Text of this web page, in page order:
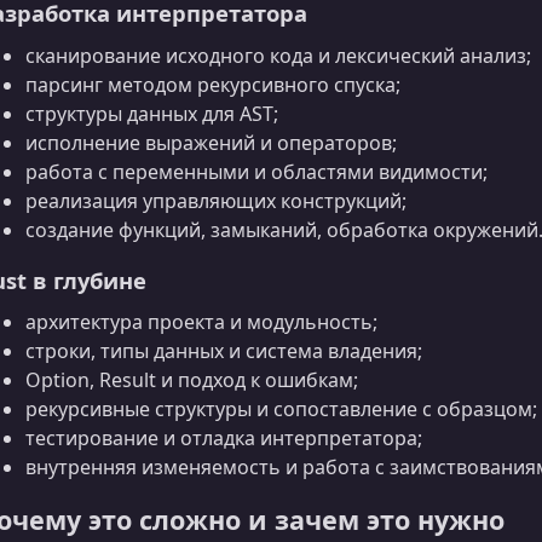
интерпретатора
сканирование исходного кода и лексический анализ;
парсинг методом рекурсивного спуска;
структуры данных для AST;
исполнение выражений и операторов;
работа с переменными и областями видимости;
реализация управляющих конструкций;
создание функций, замыканий, обработка окружений.
в глубине
архитектура проекта и модульность;
строки, типы данных и система владения;
Option, Result и подход к ошибкам;
рекурсивные структуры и сопоставление с образцом;
тестирование и отладка интерпретатора;
внутренняя изменяемость и работа с
это сложно и зачем это нужно